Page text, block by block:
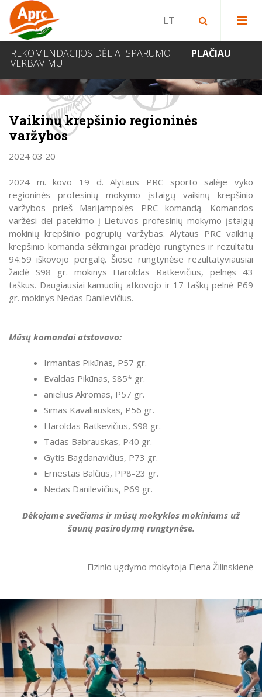
REKOMENDACIJOS DĖL ATSPARUMO
VERBAVIMUI
PLAČIAU
Paieška bibliotekoje
NAUJIENOS
Vaikinų krepšinio regioninės
varžybos
2024 03 20
2024 m. kovo 19 d. Alytaus PRC sporto salėje vyko
regioninės profesinių mokymo įstaigų vaikinų krepšinio
varžybos prieš Marijampolės PRC komandą. Komandos
varžėsi dėl patekimo į Lietuvos profesinių mokymo įstaigų
mokinių krepšinio pogrupių varžybas. Alytaus PRC vaikinų
krepšinio komanda sėkmingai pradėjo rungtynes ir rezultatu
94:59 iškovojo pergalę. Šiose rungtynėse rezultatyviausiai
žaidė S98 gr. mokinys Haroldas Ratkevičius, pelnęs 43
taškus. Daugiausiai kamuolių atkovojo ir 17 taškų pelnė P69
gr. mokinys Nedas Danilevičius.
Mūsų komandai atstovavo:
Irmantas Pikūnas, P57 gr.
Evaldas Pikūnas, S85* gr.
anielius Akromas, P57 gr.
Simas Kavaliauskas, P56 gr.
Haroldas Ratkevičius, S98 gr.
Tadas Babrauskas, P40 gr.
Gytis Bagdanavičius, P73 gr.
Ernestas Balčius, PP8-23 gr.
Nedas Danilevičius, P69 gr.
Dėkojame svečiams ir mūsų mokyklos mokiniams už
šaunų pasirodymą rungtynėse.
Fizinio ugdymo mokytoja Elena Žilinskienė